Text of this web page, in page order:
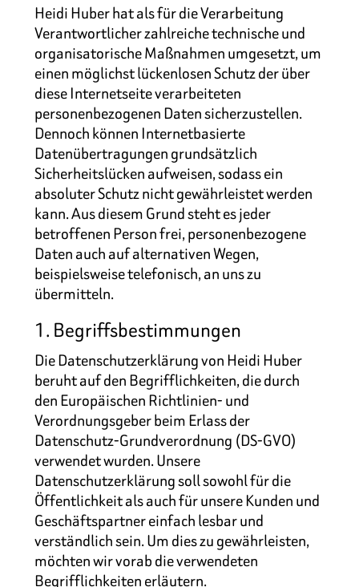
Heidi Huber hat als für die Verarbeitung
Verantwortlicher zahlreiche technische und
organisatorische Maßnahmen umgesetzt, um
einen möglichst lückenlosen Schutz der über
diese Internetseite verarbeiteten
personenbezogenen Daten sicherzustellen.
Dennoch können Internetbasierte
Datenübertragungen grundsätzlich
Sicherheitslücken aufweisen, sodass ein
absoluter Schutz nicht gewährleistet werden
kann. Aus diesem Grund steht es jeder
betroffenen Person frei, personenbezogene
Daten auch auf alternativen Wegen,
beispielsweise telefonisch, an uns zu
übermitteln.
1. Begriffsbestimmungen
Die Datenschutzerklärung von Heidi Huber
beruht auf den Begrifflichkeiten, die durch
den Europäischen Richtlinien- und
Verordnungsgeber beim Erlass der
Datenschutz-Grundverordnung (DS-GVO)
verwendet wurden. Unsere
Datenschutzerklärung soll sowohl für die
Öffentlichkeit als auch für unsere Kunden und
Geschäftspartner einfach lesbar und
verständlich sein. Um dies zu gewährleisten,
möchten wir vorab die verwendeten
Begrifflichkeiten erläutern.